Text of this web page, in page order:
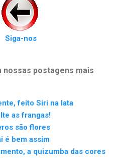
Siga-nos
nossas postagens mais
feito Siri na lata
as frangas!
são flores
é bem assim
a quizumba das cores